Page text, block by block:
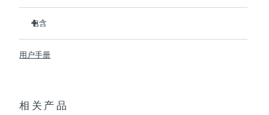
物。
清除毛孔深处的杂质，减少爆痘的可能。
抚平细纹，帮助放松面部肌肉紧张点。
16档强度，符合人体工程学的轻质设计，智能app护肤。
包含
USB 充电线
通用操作指南
用户手册
相关产品